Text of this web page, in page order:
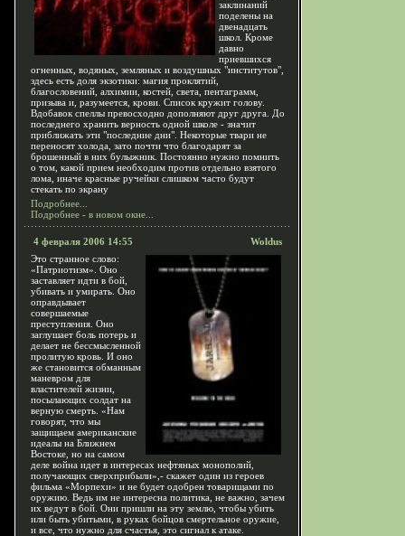
заклинаний
поделены на
двенадцать
школ. Кроме
давно
приевшихся
огненных, водяных, земляных и воздушных "институтов",
здесь есть доля экзотики: магия проклятий,
благословений, алхимии, костей, света, пентаграмм,
призыва и, разумеется, крови. Список кружит голову.
Вдобавок спеллы превосходно дополняют друг друга. До
последнего хранить верность одной школе - значит
приближать эти "последние дни". Некоторые твари не
переносят холода, зато почти что благодарят за
брошенный в них булыжник. Постоянно нужно помнить
о том, какой прием необходим против отдельно взятого
лома, иначе красные ручейки слишком часто будут
стекать по экрану
Подробнее...
Подробнее - в новом окне...
4 февраля 2006 14:55
Woldus
Это странное слово:
«Патриотизм». Оно
заставляет идти в бой,
убивать и умирать. Оно
оправдывает
совершаемые
преступления. Оно
заглушает боль потерь и
делает не бессмысленной
пролитую кровь. И оно
же становится обманным
маневром для
властителей жизни,
посылающих солдат на
верную смерть. «Нам
говорят, что мы
защищаем американские
идеалы на Ближнем
Востоке, но на самом
деле война идет в интересах нефтяных монополий,
получающих сверхприбыли»,- скажет один из героев
фильма «Морпехи» и не будет одобрен товарищами по
оружию. Ведь им не интересна политика, не важно, зачем
их ведут в бой. Они пришли на эту землю, чтобы убить
или быть убитыми, в руках бойцов смертельное оружие,
и все, что нужно для счастья, это сигнал к атаке.